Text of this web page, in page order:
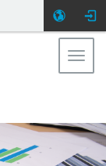
科大校務研